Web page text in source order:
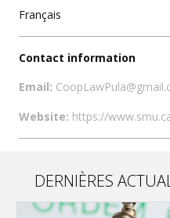
Français
Contact information
Email:
Website: https://
DERNIÈRES